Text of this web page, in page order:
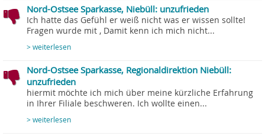
Nord-Ostsee Sparkasse, Niebüll: unzufrieden
Ich hatte das Gefühl er weiß nicht was er wissen sollte!
Fragen wurde mit , Damit kenn ich mich nicht...
> weiterlesen
Nord-Ostsee Sparkasse, Regionaldirektion Niebüll:
unzufrieden
hiermit möchte ich mich über meine kürzliche Erfahrung
in Ihrer Filiale beschweren. Ich wollte einen...
> weiterlesen